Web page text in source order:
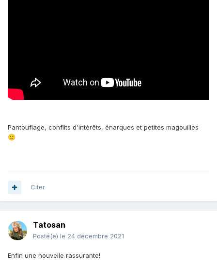
Pantouflage, conflits d'intérêts, énarques et petites magouilles
🙂
Citer
Tatosan
Posté(e) le 24 décembre 2021
Enfin une nouvelle rassurante!